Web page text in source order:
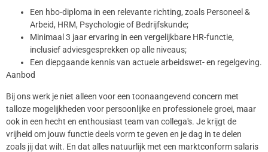
Een hbo-diploma in een relevante richting, zoals Personeel &
Arbeid, HRM, Psychologie of Bedrijfskunde;
Minimaal 3 jaar ervaring in een vergelijkbare HR-functie,
inclusief adviesgesprekken op alle niveaus;
Een diepgaande kennis van actuele arbeidswet- en regelgeving.
Aanbod
Bij ons werk je niet alleen voor een toonaangevend concern met
talloze mogelijkheden voor persoonlijke en professionele groei, maar
ook in een hecht en enthousiast team van collega's. Je krijgt de
vrijheid om jouw functie deels vorm te geven en je dag in te delen
zoals jij dat wilt. En dat alles natuurlijk met een marktconform salaris